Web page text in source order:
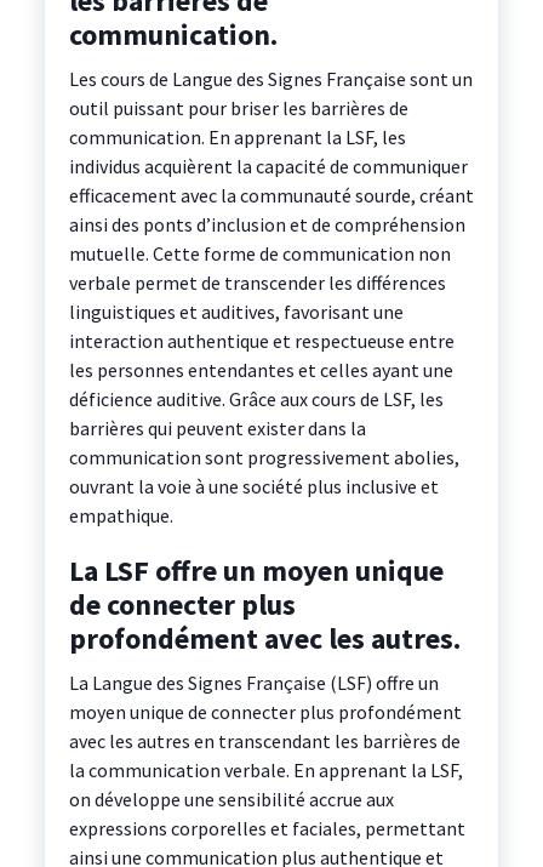
communication.
Les cours de Langue des Signes Française sont un
outil puissant pour briser les barrières de
communication. En apprenant la LSF, les
individus acquièrent la capacité de communiquer
efficacement avec la communauté sourde, créant
ainsi des ponts d’inclusion et de compréhension
mutuelle. Cette forme de communication non
verbale permet de transcender les différences
linguistiques et auditives, favorisant une
interaction authentique et respectueuse entre
les personnes entendantes et celles ayant une
déficience auditive. Grâce aux cours de LSF, les
barrières qui peuvent exister dans la
communication sont progressivement abolies,
ouvrant la voie à une société plus inclusive et
empathique.
La LSF offre un moyen unique
de connecter plus
profondément avec les autres.
La Langue des Signes Française (LSF) offre un
moyen unique de connecter plus profondément
avec les autres en transcendant les barrières de
la communication verbale. En apprenant la LSF,
on développe une sensibilité accrue aux
expressions corporelles et faciales, permettant
ainsi une communication plus authentique et